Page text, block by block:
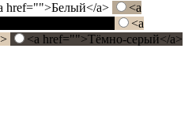
href="">Белый</a>
<a
<a
<a href="">Тёмно-серый</a>